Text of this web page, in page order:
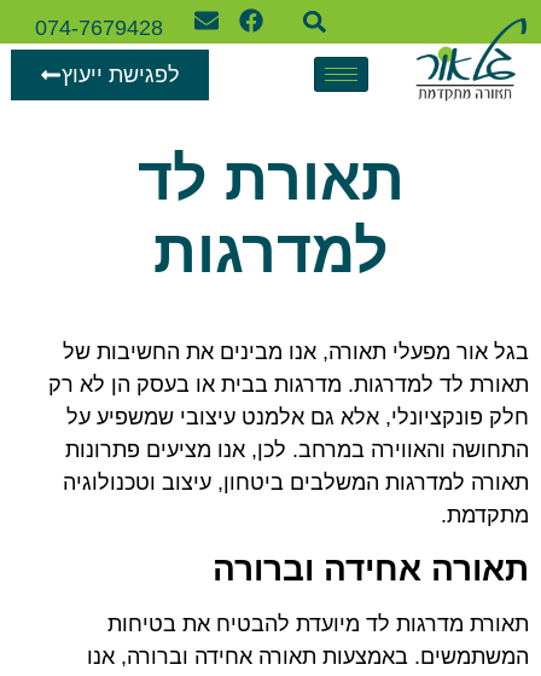
074-7679428
לפגישת ייעוץ
תאורת לד
למדרגות
בגל אור מפעלי תאורה, אנו מבינים את החשיבות של
תאורת לד למדרגות. מדרגות בבית או בעסק הן לא רק
חלק פונקציונלי, אלא גם אלמנט עיצובי שמשפיע על
התחושה והאווירה במרחב. לכן, אנו מציעים פתרונות
תאורה למדרגות המשלבים ביטחון, עיצוב וטכנולוגיה
מתקדמת.
תאורה אחידה וברורה
תאורת מדרגות לד מיועדת להבטיח את בטיחות
המשתמשים. באמצעות תאורה אחידה וברורה, אנו